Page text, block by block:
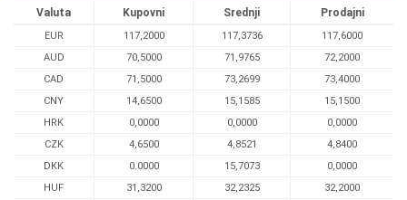
Valuta Kupovni Srednji Prodajni
EUR 117,2000 117,3736
117,6000
AUD
70,5000 71,9765
72,2000
CAD
71,5000 73,2699
73,4000
CNY
14,6500 15,1585
15,1500
HRK
0,0000 0,0000
0,0000
CZK
4,6500 4,8521
4,8400
DKK
0.0000 15,7073
0,0000
HUF
31,3200 32,2325
32,2000